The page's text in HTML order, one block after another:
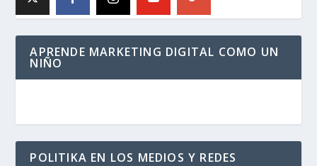
APRENDE MARKETING DIGITAL COMO UN
NIÑO
POLITIKA EN LOS MEDIOS Y REDES